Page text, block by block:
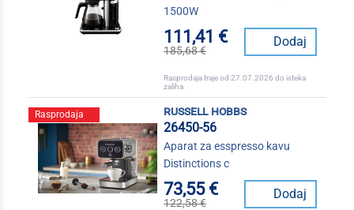
1500W
111,41 €
185,68 €
Dodaj
Rasprodaja traje od 27.07.2026 do isteka
zaliha
Rasprodaja
russell hobbs
26450-56
Aparat za esspresso kavu
Distinctions c
73,55 €
122,58 €
Dodaj